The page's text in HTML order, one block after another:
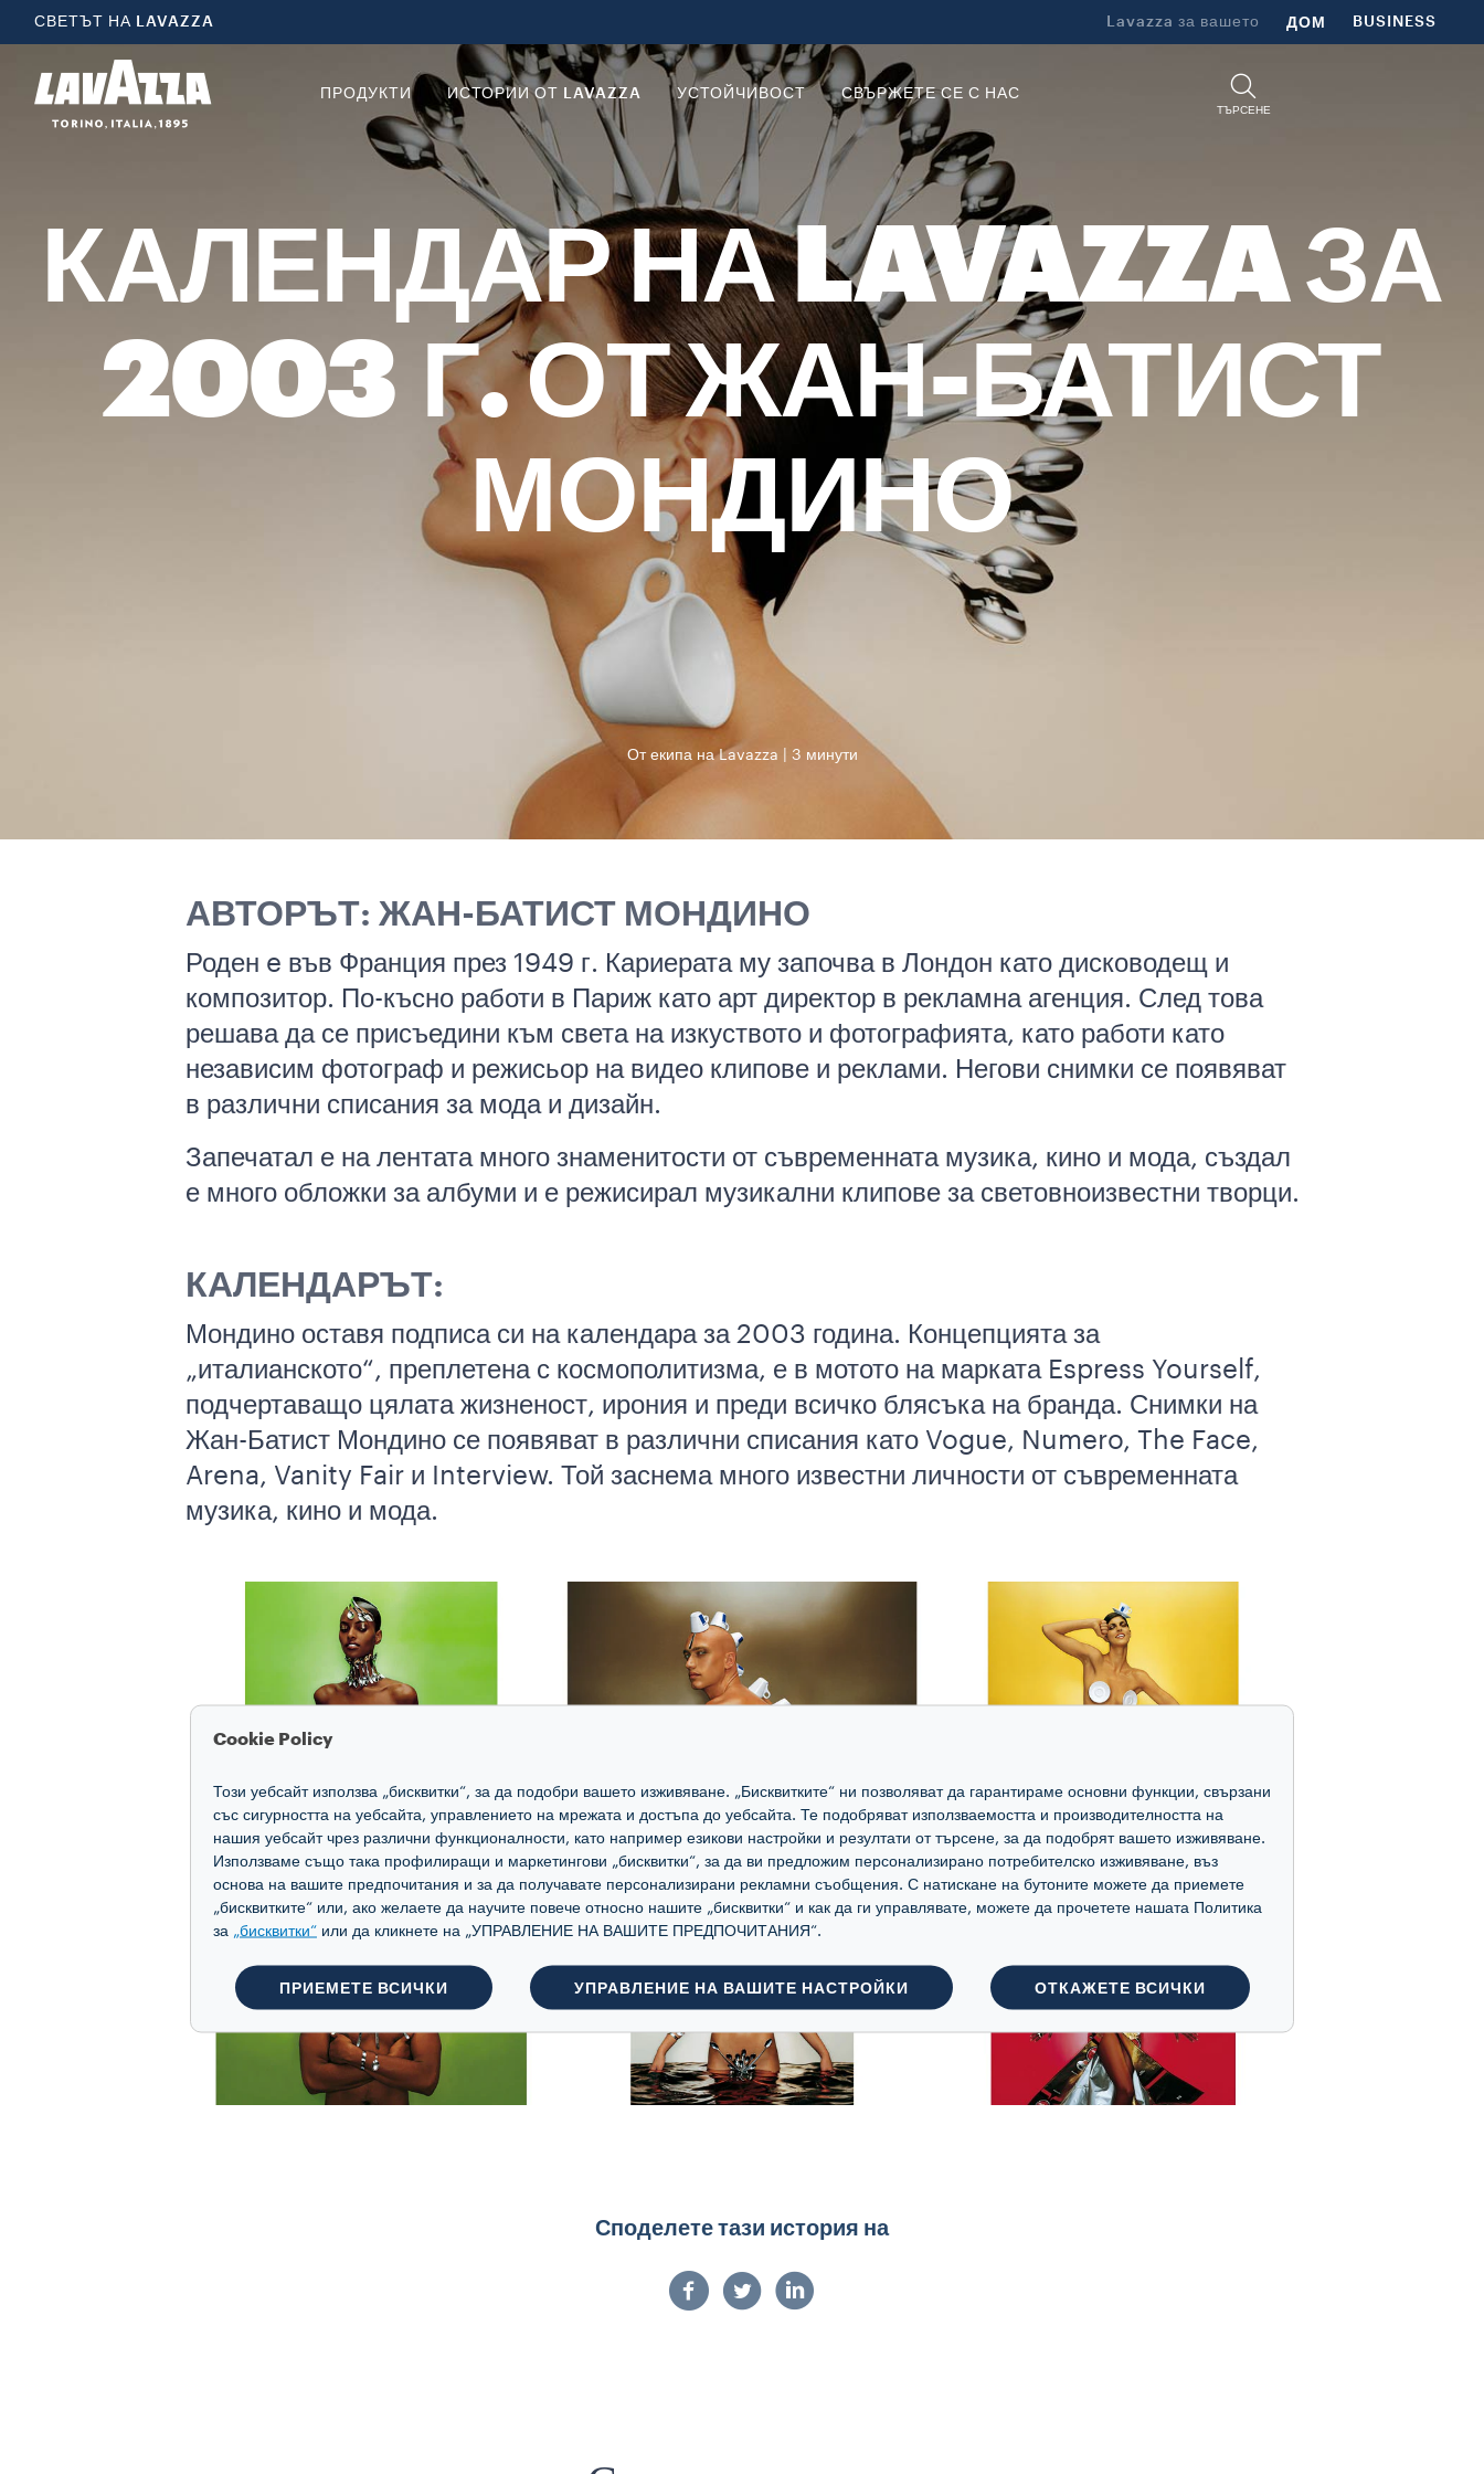
СВЕТЪТ НА LAVAZZA Lavazza за вашето ДОМ BUSINESS
ПРОДУКТИ ИСТОРИИ ОТ LAVAZZA УСТОЙЧИВОСТ СВЪРЖЕТЕ СЕ С НАС
ТЪРСЕНЕ
КАЛЕНДАР НА LAVAZZA ЗА
2003 Г. ОТ ЖАН-БАТИСТ
МОНДИНО
От екипа на Lavazza 3 минути
АВТОРЪТ: ЖАН-БАТИСТ МОНДИНО
Роден e във Франция през 1949 г. Кариерата му започва в Лондон като дисководещ и
композитор. По-късно работи в Париж като арт директор в рекламна агенция. След това
решава да се присъедини към света на изкуството и фотографията, като работи като
независим фотограф и режисьор на видео клипове и реклами. Негови снимки се появяват
в различни списания за мода и дизайн.
Запечатал е на лентата много знаменитости от съвременната музика, кино и мода, създал
е много обложки за албуми и е режисирал музикални клипове за световноизвестни творци.
КАЛЕНДАРЪТ:
Мондино оставя подписа си на календара за 2003 година. Концепцията за
„италианското“, преплетена с космополитизма, е в мотото на марката Espress Yourself,
подчертаващо цялата жизненост, ирония и преди всичко блясъка на бранда. Снимки на
Жан-Батист Мондино се появяват в различни списания като Vogue, Numero, The Face,
Arena, Vanity Fair и Interview. Той заснема много известни личности от съвременната
музика, кино и мода.
Споделете тази история на
Cookie Policy
Този уебсайт използва „бисквитки“, за да подобри вашето изживяване. „Бисквитките“ ни позволяват да гарантираме основни функции, свързани
със сигурността на уебсайта, управлението на мрежата и достъпа до уебсайта. Те подобряват използваемостта и производителността на
нашия уебсайт чрез различни функционалности, като например езикови настройки и резултати от търсене, за да подобрят вашето изживяване.
Използваме също така профилиращи и маркетингови „бисквитки“, за да ви предложим персонализирано потребителско изживяване, въз
основа на вашите предпочитания и за да получавате персонализирани рекламни съобщения. С натискане на бутоните можете да приемете
„бисквитките“ или, ако желаете да научите повече относно нашите „бисквитки“ и как да ги управлявате, можете да прочетете нашата Политика
за „бисквитки“ или да кликнете на „УПРАВЛЕНИЕ НА ВАШИТЕ ПРЕДПОЧИТАНИЯ“.
ПРИЕМЕТЕ ВСИЧКИ УПРАВЛЕНИЕ НА ВАШИТЕ НАСТРОЙКИ ОТКАЖЕТЕ ВСИЧКИ